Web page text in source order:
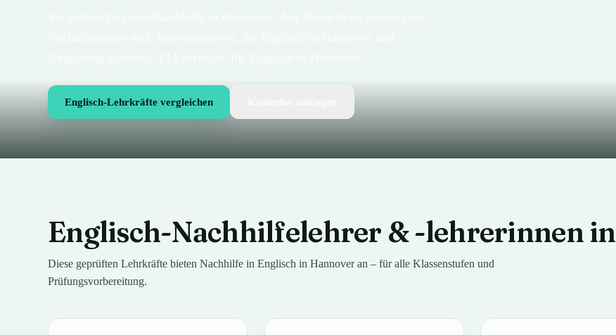
Englisch-Lehrkräfte vergleichen
Englisch-Nachhilfelehrer & -lehrerinnen in
Diese geprüften Lehrkräfte bieten Nachhilfe in Englisch in Hannoveran – für alle Klassenstufen und
Prüfungsvorbereitung.